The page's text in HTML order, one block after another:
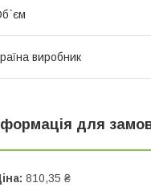
виробник
для
810,35 ₴